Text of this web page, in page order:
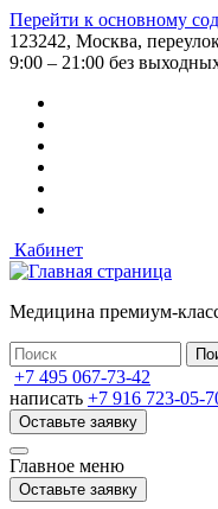
Перейти к основному
123242, Москва,
9:00 – 21:00 без
Кабинет
Медицина премиум-
+7 495 067-73-42
написать +7 916 723-05-
Оставьте заявку
Главное меню
Оставьте заявку